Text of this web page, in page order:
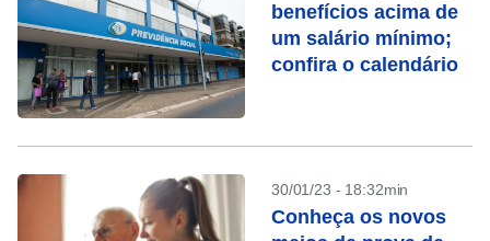
benefícios acima de
um salário mínimo;
confira o calendário
30/01/23 - 18:32min
Conheça os novos